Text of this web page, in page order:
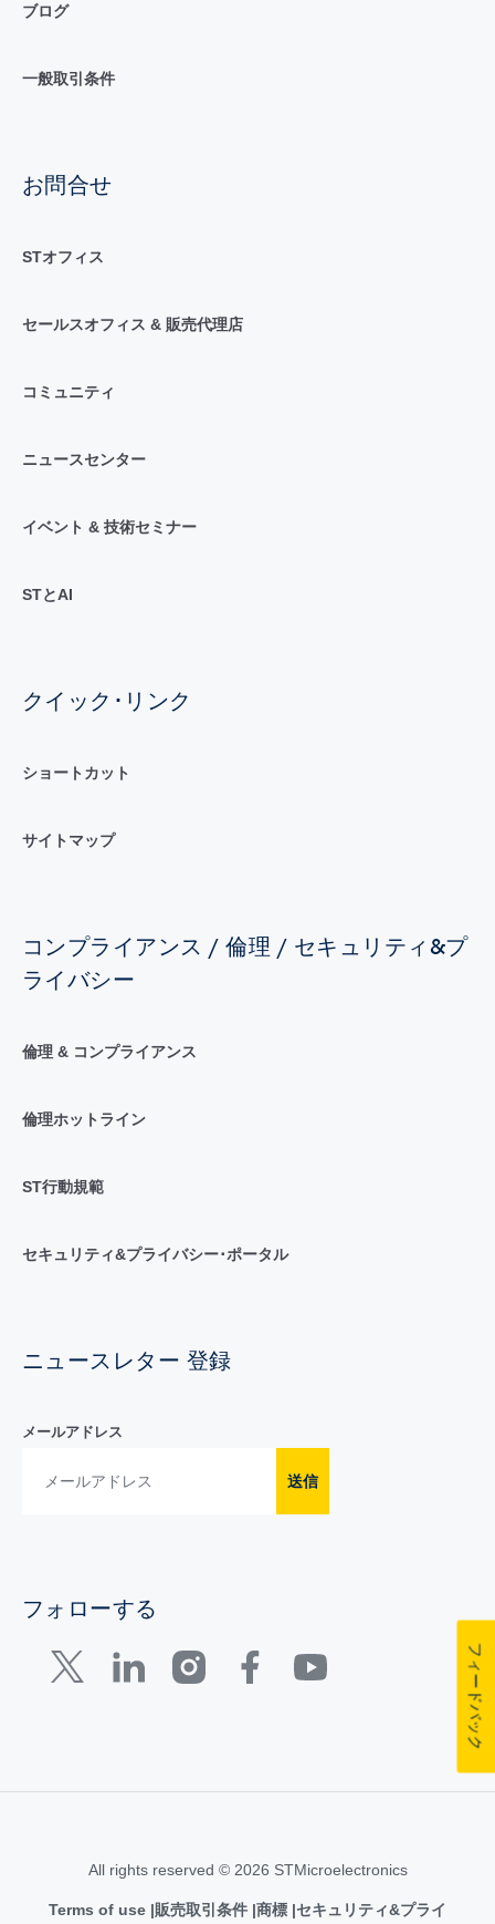
ブログ
一般取引条件
お問合せ
STオフィス
セールスオフィス & 販売代理店
コミュニティ
ニュースセンター
イベント & 技術セミナー
STとAI
クイック･リンク
ショートカット
サイトマップ
コンプライアンス / 倫理 / セキュリティ&プ
ライバシー
倫理 & コンプライアンス
倫理ホットライン
ST行動規範
セキュリティ&プライバシー･ポータル
ニュースレター 登録
メールアドレス
送信
フォローする
All rights reserved © 2026 STMicroelectronics
Terms of use 販売取引条件 商標 セキュリティ&プライ
フィードバック